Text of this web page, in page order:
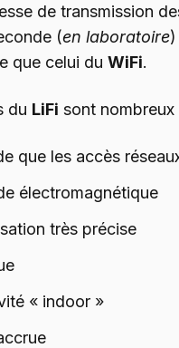
de transmission
(en laboratoire
que celui du WiFi.
du LiFi sont nombreux
que les accès
électromagnétique
très précise
« indoor »